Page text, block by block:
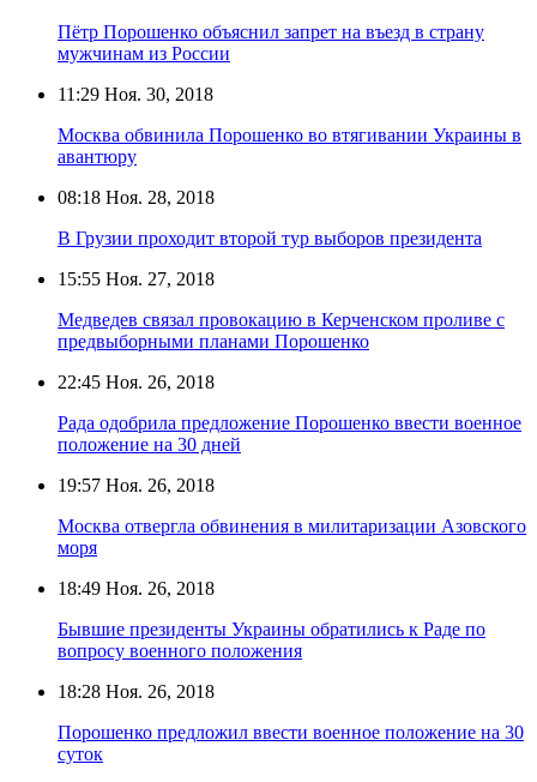
Пётр Порошенко объяснил запрет на въезд в страну
мужчинам из России
11:29 Ноя. 30, 2018
Москва обвинила Порошенко во втягивании Украины в
авантюру
08:18 Ноя. 28, 2018
В Грузии проходит второй тур выборов президента
15:55 Ноя. 27, 2018
Медведев связал провокацию в Керченском проливе с
предвыборными планами Порошенко
22:45 Ноя. 26, 2018
Рада одобрила предложение Порошенко ввести военное
положение на 30 дней
19:57 Ноя. 26, 2018
Москва отвергла обвинения в милитаризации Азовского
моря
18:49 Ноя. 26, 2018
Бывшие президенты Украины обратились к Раде по
вопросу военного положения
18:28 Ноя. 26, 2018
Порошенко предложил ввести военное положение на 30
суток